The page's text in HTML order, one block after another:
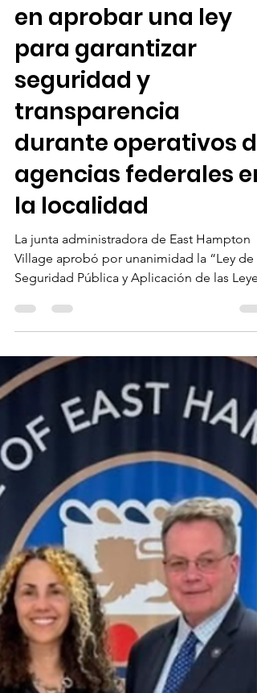
Histórico: East
Hampton Village se
convierte en la
primera
administración local
en aprobar una ley
para garantizar
seguridad y
transparencia
durante operativos de
agencias federales en
la localidad
La junta administradora de East Hampton
Village aprobó por unanimidad la “Ley de
Seguridad Pública y Aplicación de las Leyes
Federales de Inmigración”, en la mañana
miércoles 22 de abril de 2026. Foto: Juliana
Holguín – Tu Prensa Local. La villa de East
Hampton aprobó hoy por unanimidad la
“Ley de Seguridad Pública y Aplicación de
las Leyes Federales de Inmigración”, un
conjunto de medidas para garantizar que
haya transparencia, paz, buen orden y
seguridad, cuando las age